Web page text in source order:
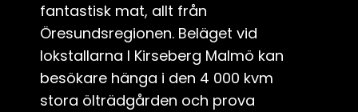
fantastisk mat, allt från
Öresundsregionen. Beläget vid
lokstallarna I Kirseberg Malmö kan
besökare hänga i den 4 000 kvm
stora ölträdgården och prova